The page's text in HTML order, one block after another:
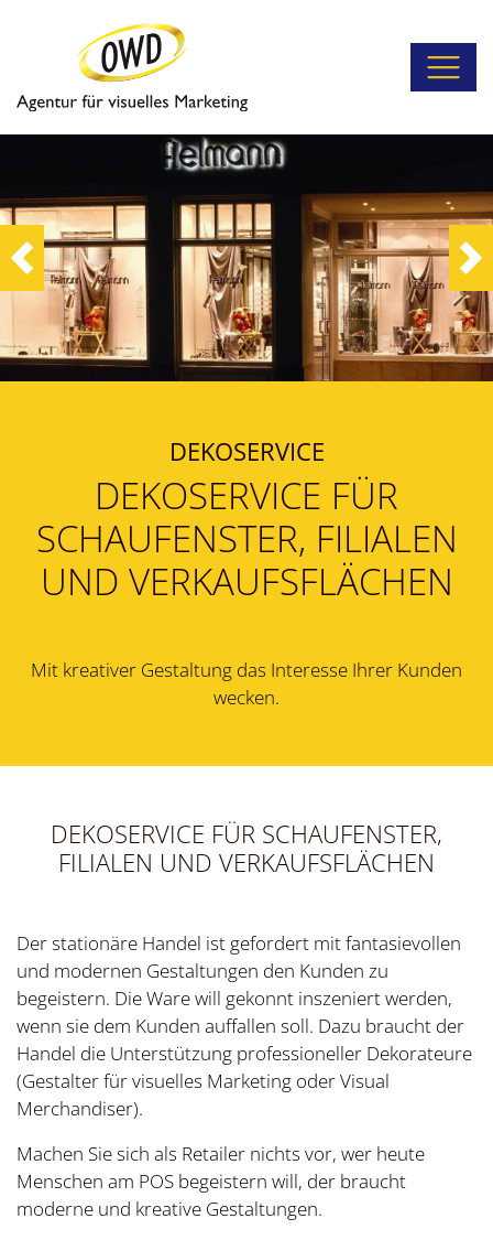
Previous
DEKOSERVICE
DEKOSERVICE FÜR
SCHAUFENSTER, FILIALEN
UND VERKAUFSFLÄCHEN
Mit kreativer Gestaltung das Interesse Ihrer Kunden
wecken.
DEKOSERVICE FÜR SCHAUFENSTER,
FILIALEN UND VERKAUFSFLÄCHEN
Der stationäre Handel ist gefordert mit fantasievollen
und modernen Gestaltungen den Kunden zu
begeistern. Die Ware will gekonnt inszeniert werden,
wenn sie dem Kunden auffallen soll. Dazu braucht der
Handel die Unterstützung professioneller Dekorateure
(Gestalter für visuelles Marketing oder Visual
Merchandiser).
Machen Sie sich als Retailer nichts vor, wer heute
Menschen am POS begeistern will, der braucht
moderne und kreative Gestaltungen.